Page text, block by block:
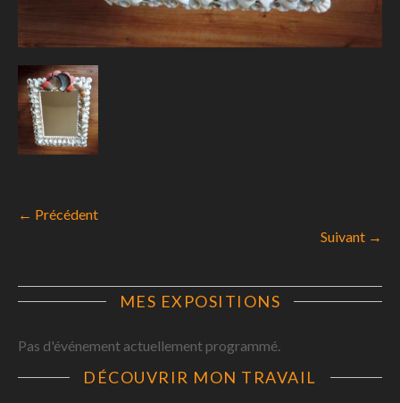
← Précédent
Suivant →
MES EXPOSITIONS
Pas d'événement actuellement programmé.
DÉCOUVRIR MON TRAVAIL